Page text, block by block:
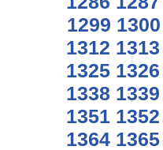
1299 1300
1312 1313
1325 1326
1338 1339
1351 1352
1364 1365